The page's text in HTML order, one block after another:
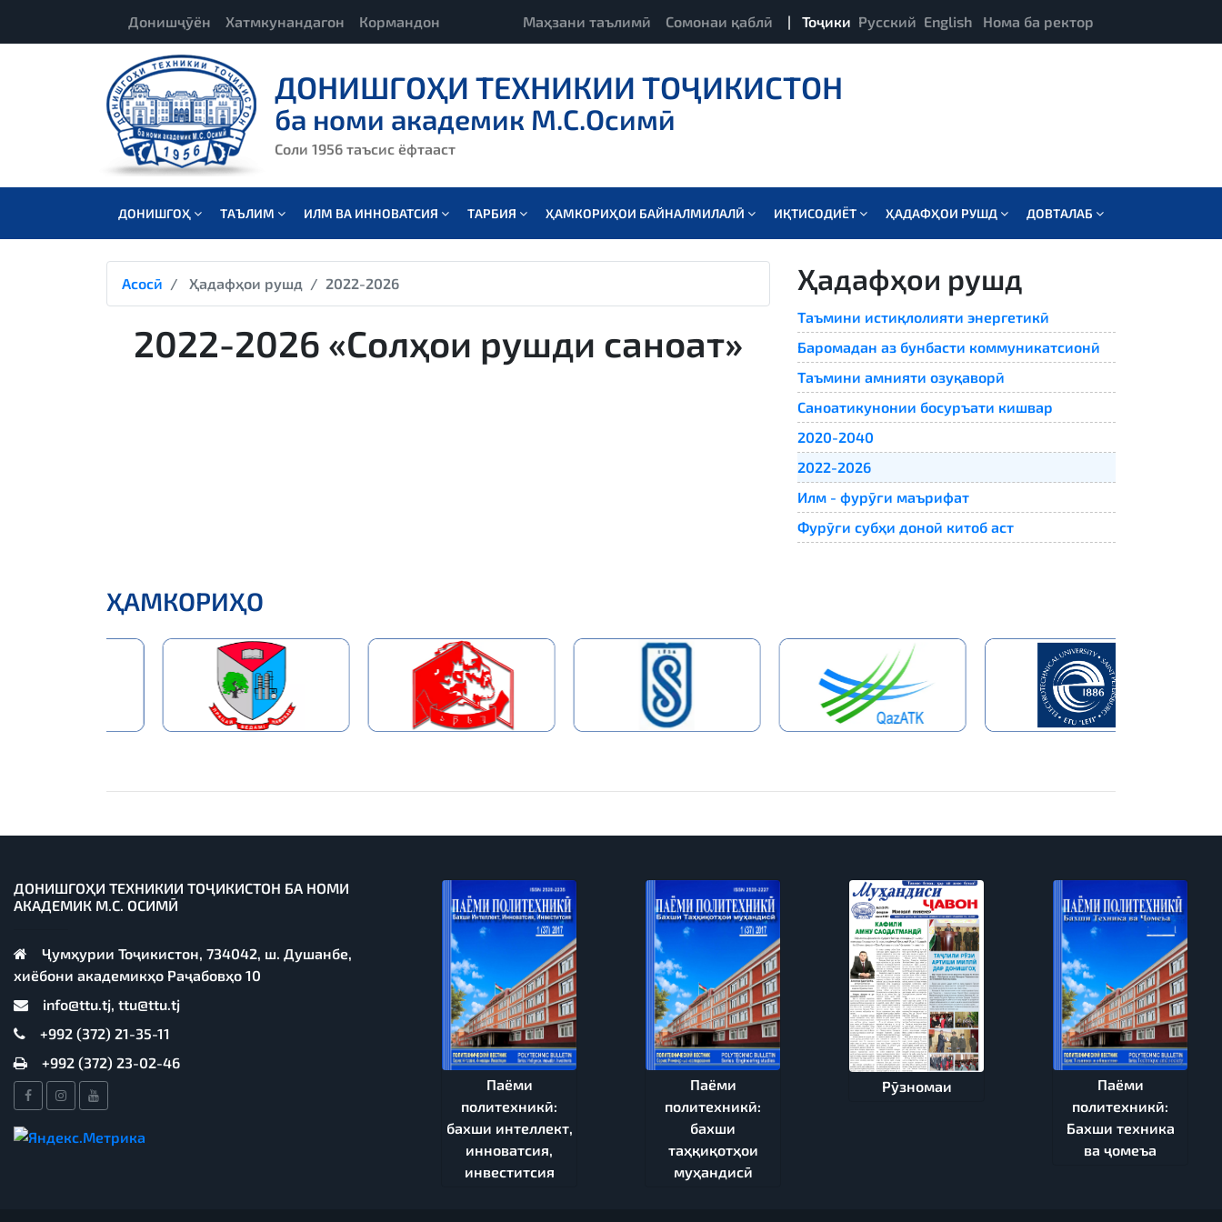
Донишҷӯён Хатмкунандагон Кормандон Маҳзани таълимӣ Сомонаи қаблӣ | Тоҷики Русский English Нома ба ректор
ДОНИШГОҲИ ТЕХНИКИИ ТОҶИКИСТОН
ба номи академик М.С.Осимӣ
Соли 1956 таъсис ёфтааст
ДОНИШГОҲ ТАЪЛИМ ИЛМ ВА ИННОВАТСИЯ ТАРБИЯ ҲАМКОРИҲОИ БАЙНАЛМИЛАЛӢ ИҚТИСОДИЁТ ҲАДАФҲОИ РУШД ДОВТАЛАБ
Асосӣ Ҳадафҳои рушд 2022-2026
2022-2026 «Солҳои рушди саноат»
Ҳадафҳои рушд
Таъмини истиқлолияти энергетикӣ
Баромадан аз бунбасти коммуникатсионӣ
Таъмини амнияти озуқаворӣ
Саноатикунонии босуръати кишвар
2020-2040
2022-2026
Илм - фурӯғи маърифат
Фурӯғи субҳи доноӣ китоб аст
ҲАМКОРИҲО
ДОНИШГОҲИ ТЕХНИКИИ ТОҶИКИСТОН БА НОМИ
АКАДЕМИК М.С. ОСИМӢ
Ҷумҳурии Тоҷикистон, 734042, ш. Душанбе,
хиёбони академикҳо Раҷабовҳо 10
info@ttu.tj, ttu@ttu.tj
+992 (372) 21-35-11
+992 (372) 23-02-46
Паёми
политехникӣ:
бахши интеллект,
инноватсия,
инвеститсия
Паёми
политехникӣ:
бахши
таҳқиқотҳои
муҳандисӣ
Рӯзномаи
Паёми
политехникӣ:
Бахши техника
ва ҷомеъа